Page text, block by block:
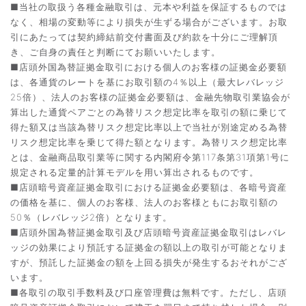
■当社の取扱う各種金融取引は、元本や利益を保証するものでは
なく、相場の変動等により損失が生ずる場合がございます。お取
引にあたっては契約締結前交付書面及び約款を十分にご理解頂
き、ご自身の責任と判断にてお願いいたします。
■店頭外国為替証拠金取引における個人のお客様の証拠金必要額
は、各通貨のレートを基にお取引額の4％以上（最大レバレッジ
25倍）、法人のお客様の証拠金必要額は、金融先物取引業協会が
算出した通貨ペアごとの為替リスク想定比率を取引の額に乗じて
得た額又は当該為替リスク想定比率以上で当社が別途定める為替
リスク想定比率を乗じて得た額となります。為替リスク想定比率
とは、金融商品取引業等に関する内閣府令第117条第31項第1号に
規定される定量的計算モデルを用い算出されるものです。
■店頭暗号資産証拠金取引における証拠金必要額は、各暗号資産
の価格を基に、個人のお客様、法人のお客様ともにお取引額の
50％（レバレッジ2倍）となります。
■店頭外国為替証拠金取引及び店頭暗号資産証拠金取引はレバレ
ッジの効果により預託する証拠金の額以上の取引が可能となりま
すが、預託した証拠金の額を上回る損失が発生するおそれがござ
います。
■各取引の取引手数料及び口座管理費は無料です。ただし、店頭